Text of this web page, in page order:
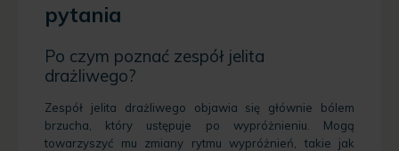
pytania
Po czym poznać zespół jelita
drażliwego?
Zespół jelita drażliwego objawia się głównie bólem
brzucha, który ustępuje po wypróżnieniu. Mogą
towarzyszyć mu zmiany rytmu wypróżnień, takie jak